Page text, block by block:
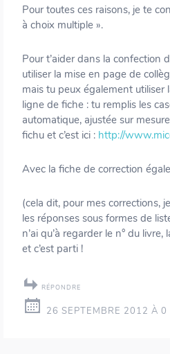
Pour toutes ces raisons, je te
à choix multiple ».
Pour t’aider dans la confection
utiliser la mise en page de
mais tu peux également utiliser
ligne de fiche : tu remplis les
automatique, ajustée sur
fichu et c’est ici : http://
Avec la fiche de correction
(cela dit, pour mes corrections,
les réponses sous formes de
n’ai qu’à regarder le n° du
et c’est parti !
RÉPONDRE
26 SEPTEMBRE 2012 À